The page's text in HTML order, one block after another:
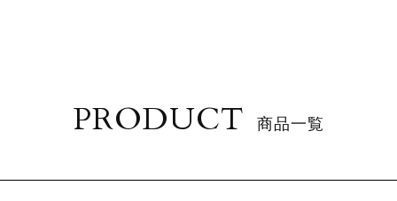
PRODUCT 商品一覧